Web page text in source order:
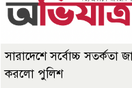
সারাদেশে সর্বোচ্চ সতর্কতা
করলো পুলিশ